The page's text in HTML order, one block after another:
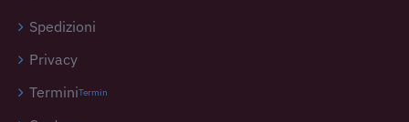
Spedizioni
Privacy
TerminiTermin